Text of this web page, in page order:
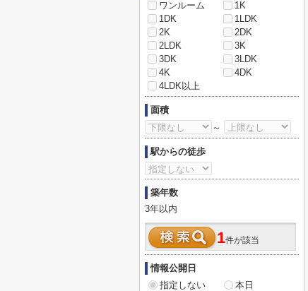
ワンルーム
1K
1DK
1LDK
2K
2DK
2LDK
3K
3DK
3LDK
4K
4DK
4LDK以上
面積
～
駅からの徒歩
築年数
3年以内
1件が該当
情報公開日
指定しない
本日